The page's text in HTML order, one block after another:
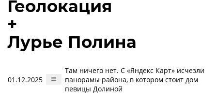
Геолокация
+
Лурье Полина
01.12.2025
Там ничего нет. С «Яндекс Карт» исчезли
панорамы района, в котором стоит дом
певицы Долиной